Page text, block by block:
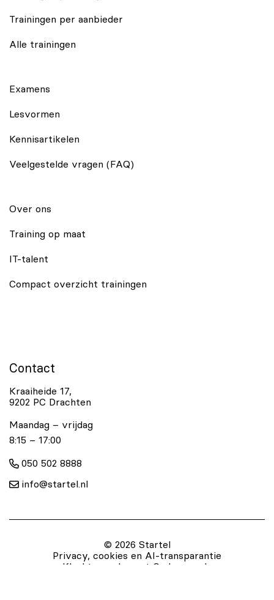
Trainingen per aanbieder
Alle trainingen
Examens
Lesvormen
Kennisartikelen
Veelgestelde vragen (FAQ)
Over ons
Training op maat
IT-talent
Compact overzicht trainingen
Contact
Kraaiheide 17,
9202 PC Drachten
Maandag – vrijdag
8:15 – 17:00
050 502 8888
info@startel.nl
© 2026 Startel
Privacy, cookies en AI-transparantie
Klachtenreglement Gedragscode